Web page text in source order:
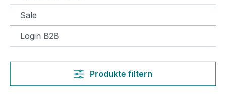
Sale
Login B2B
Produkte filtern